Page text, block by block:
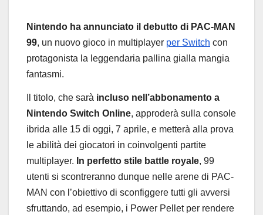
Nintendo ha annunciato il debutto di PAC-MAN
99, un nuovo gioco in multiplayer per Switch con
protagonista la leggendaria pallina gialla mangia
fantasmi.
Il titolo, che sarà incluso nell’abbonamento a
Nintendo Switch Online, approderà sulla console
ibrida alle 15 di oggi, 7 aprile, e metterà alla prova
le abilità dei giocatori in coinvolgenti partite
multiplayer. In perfetto stile battle royale, 99
utenti si scontreranno dunque nelle arene di PAC-
MAN con l’obiettivo di sconfiggere tutti gli avversi
sfruttando, ad esempio, i Power Pellet per rendere